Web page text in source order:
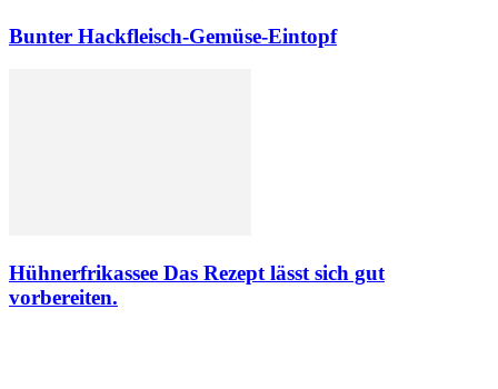
Bunter Hackfleisch-Gemüse-Eintopf
Hühnerfrikassee Das Rezept lässt sich gut
vorbereiten.